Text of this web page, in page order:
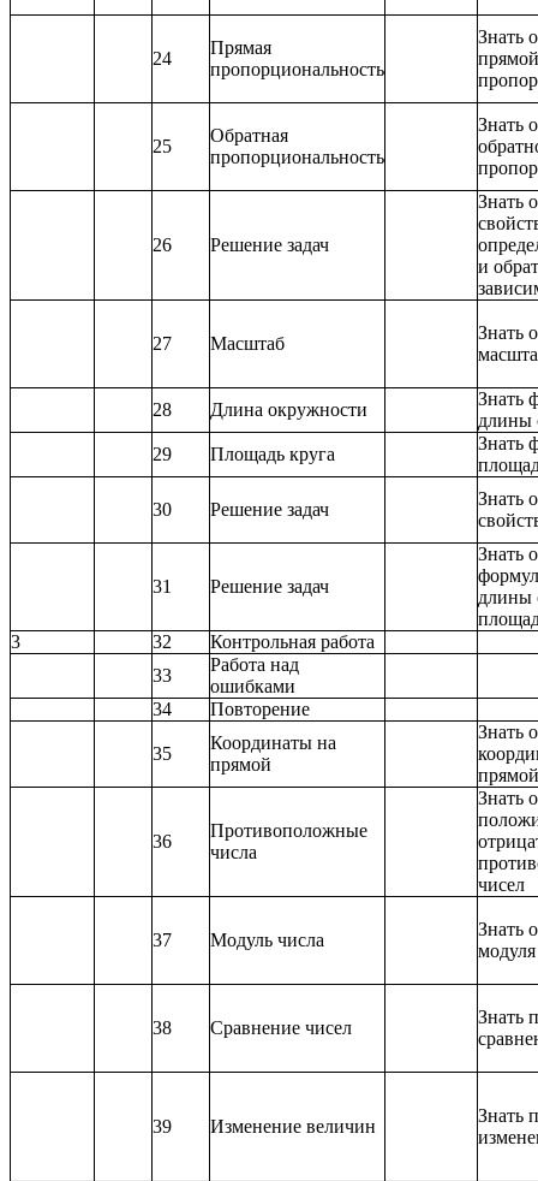
24
Прямая
пропорциональность
Знать
прямой
25
Обратная
пропорциональность
Знать
26 Решение задач
Знать
и
27 Масштаб
Знать
28 Длина окружности
Знать
длины
29
Площадь круга
Знать
30 Решение задач
Знать
31 Решение задач
Знать
длины
3
32
Контрольная работа
33
Работа над
ошибками
34
Повторение
35
Координаты на
прямой
Знать
прямой
36
Противоположные
числа
Знать
чисел
37 Модуль числа
Знать
38 Сравнение чисел
Знать
39 Изменение величин
Знать